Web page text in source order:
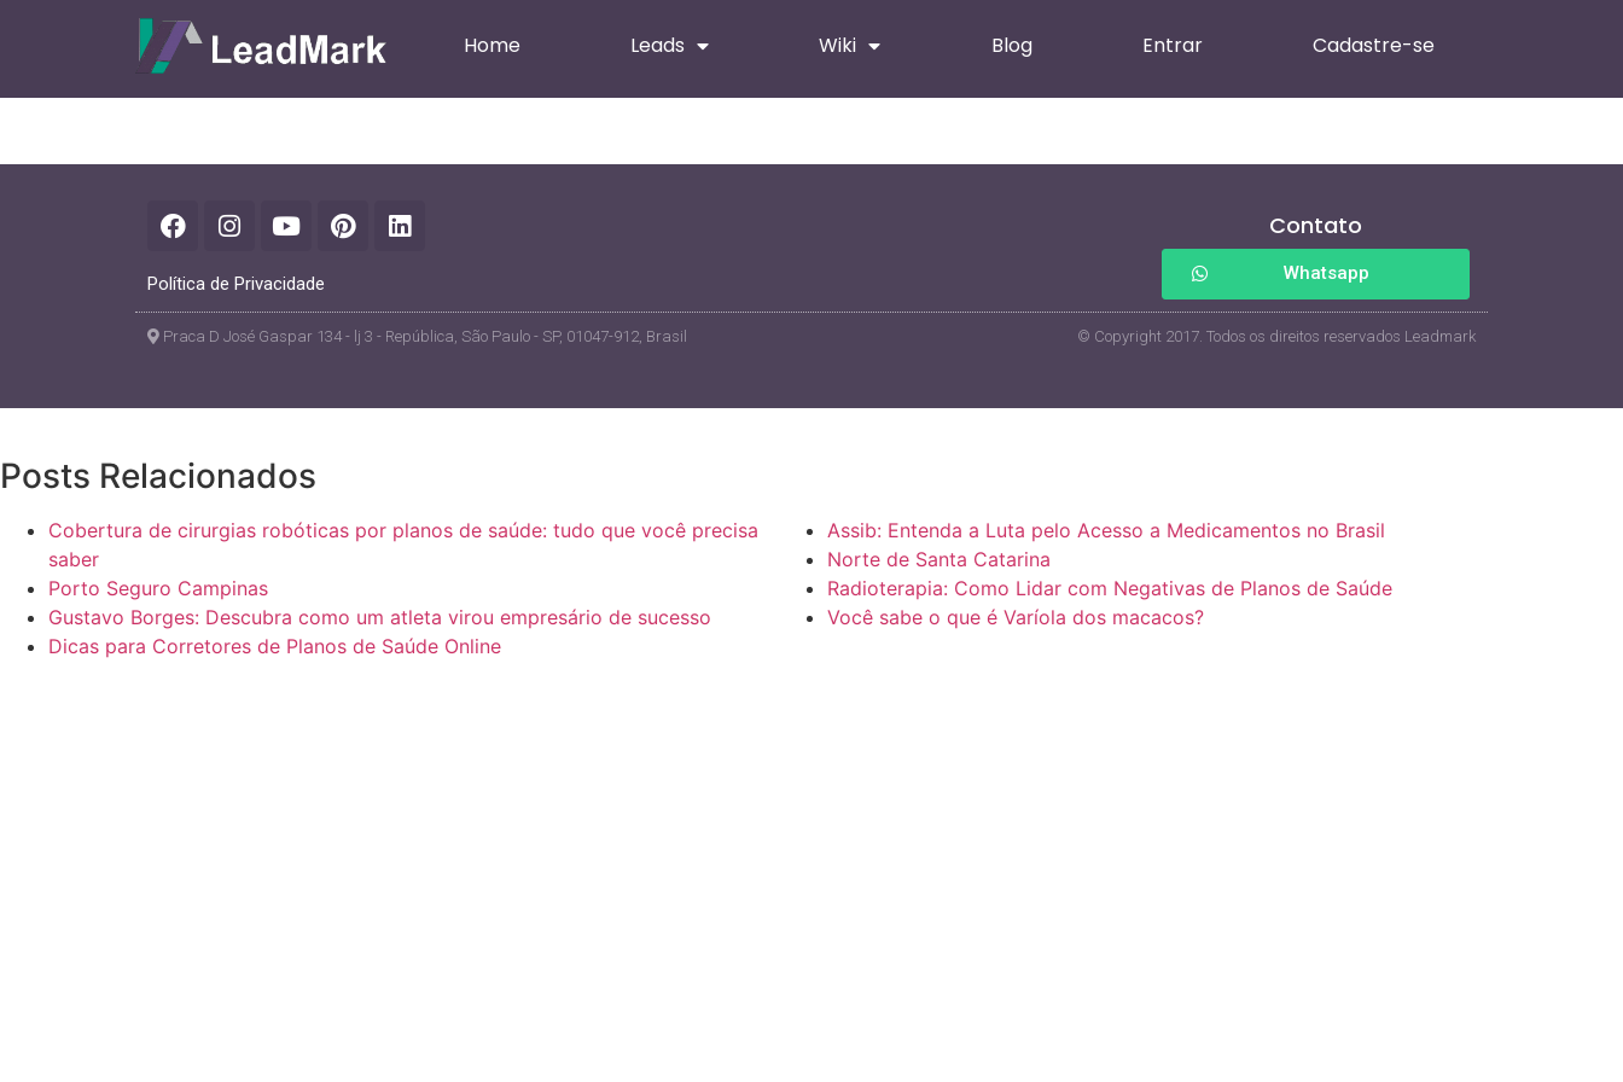
Home Leads Wiki Blog Entrar Cadastre-se
Política de Privacidade
Contato
Whatsapp
Praca D José Gaspar 134 - lj 3 - República, São Paulo - SP, 01047-912, Brasil © Copyright 2017. Todos os direitos reservados Leadmark
Posts Relacionados
Cobertura de cirurgias robóticas por planos de saúde: tudo que você precisa
saber
Porto Seguro Campinas
Gustavo Borges: Descubra como um atleta virou empresário de sucesso
Dicas para Corretores de Planos de Saúde Online
Assib: Entenda a Luta pelo Acesso a Medicamentos no Brasil
Norte de Santa Catarina
Radioterapia: Como Lidar com Negativas de Planos de Saúde
Você sabe o que é Varíola dos macacos?